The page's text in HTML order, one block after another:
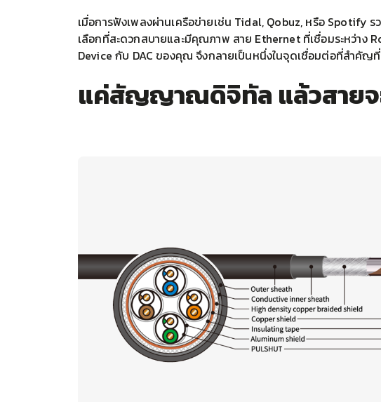
เมื่อการฟังเพลงผ่านเครือข่ายเช่น Tidal, Qobuz, หรือ Spotify
เลือกที่สะดวกสบายและมีคุณภาพ สาย Ethernet ที่เชื่อมระหว่าง
Device กับ DAC ของคุณ จึงกลายเป็นหนึ่งในจุดเชื่อมต่อที่สำคัญ
แค่สัญญาณดิจิทัล แล้วสายจ